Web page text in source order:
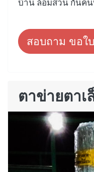
สอบถาม ขอใ
ตาข่ายตาเ